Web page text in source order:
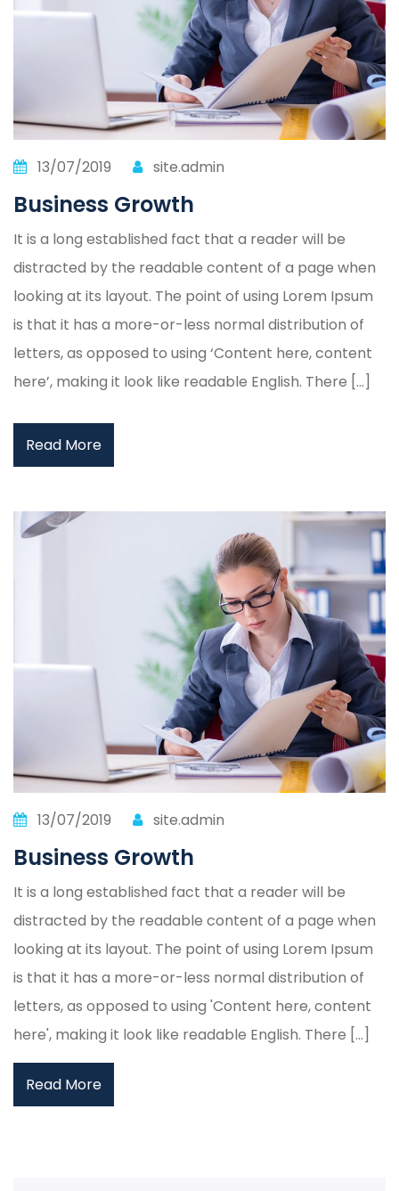
13/07/2019 site.admin
Business Growth
It is a long established fact that a reader will be
distracted by the readable content of a page when
looking at its layout. The point of using Lorem Ipsum
is that it has a more-or-less normal distribution of
letters, as opposed to using ‘Content here, content
here’, making it look like readable English. There […]
Read More
13/07/2019 site.admin
Business Growth
It is a long established fact that a reader will be
distracted by the readable content of a page when
looking at its layout. The point of using Lorem Ipsum
is that it has a more-or-less normal distribution of
letters, as opposed to using 'Content here, content
here', making it look like readable English. There [...]
Read More